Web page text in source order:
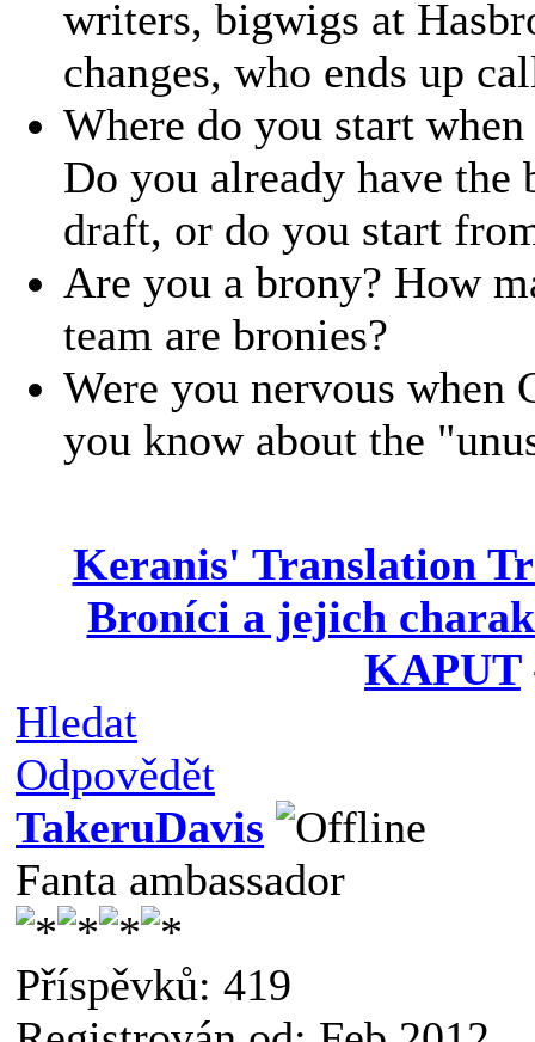
writers, bigwigs at
changes, who ends up
Where do you start
Do you already have the
draft, or do you start
Are you a brony? How
team are bronies?
Were you nervous when
you know about the
Keranis' Translation
Broníci a jejich
KAPUT
Hledat
Odpovědět
TakeruDavis
Fanta ambassador
Příspěvků: 419